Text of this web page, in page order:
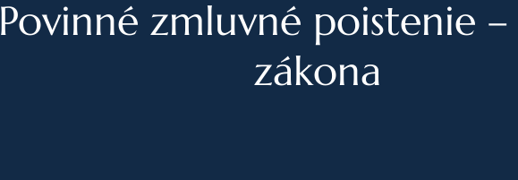
Fúzie a akvizície
Právo obchodných spoločností
Právo hospodárskej súťaže
Povinné zmluvné poistenie
zákona